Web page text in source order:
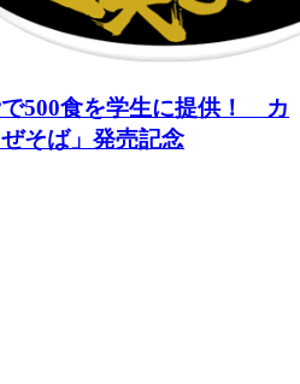
500食を学生に提供！ カ
そば」発売記念